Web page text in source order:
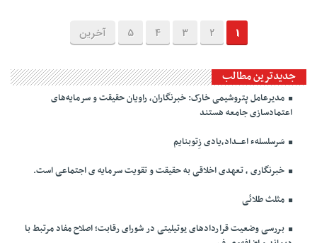
1
2
3
4
5 آخرین
جدیدترین مطالب
مدیرعامل پتروشیمی خارک: خبرنگاران، راویان حقیقت و سرمایه‌های
اعتمادسازی جامعه هستند
سَرسلسلهء اعـــداد،یادی زِتوبنایم
خبرنگاری ، تعهدی اخلاقی به حقیقت و تقویت سرمایه ی اجتماعی است.
مثلث طلائی
بررسی وضعیت قراردادهای یوتیلیتی در شورای رقابت؛ اصلاح مفاد مرتبط با